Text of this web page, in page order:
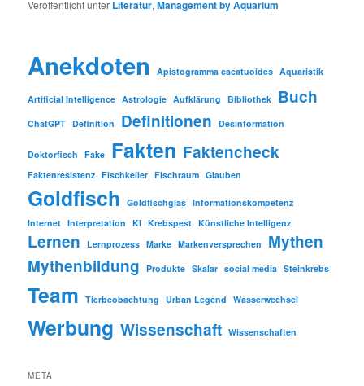
Veröffentlicht unter Literatur,Management by Aquarium
Anekdoten Apistogramma cacatuoides Aquaristik
Artificial Intelligence Astrologie Aufklärung Bibliothek Buch
ChatGPT Definition Definitionen Desinformation
Doktorfisch Fake Fakten Faktencheck
Faktenresistenz Fischkeller Fischraum Glauben
Goldfisch Goldfischglas Informationskompetenz
Internet Interpretation KI Krebspest Künstliche Intelligenz
Lernen Lernprozess Marke Markenversprechen
Mythen
Mythenbildung
Produkte Skalar social media Steinkrebs
Team Tierbeobachtung Urban Legend Wasserwechsel
Werbung Wissenschaft Wissenschaften
META